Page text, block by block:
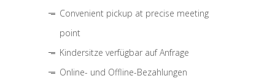
Convenient pickup at precise meeting
point
Kindersitze verfügbar auf Anfrage
Online- und Offline-Bezahlungen